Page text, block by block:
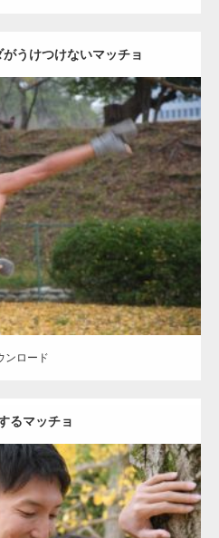
うけつけないマッチョ
2021.07.8
の他 AKIHITO(細マッチョ) 背中
ンロード
るマッチョ
2021.07.8